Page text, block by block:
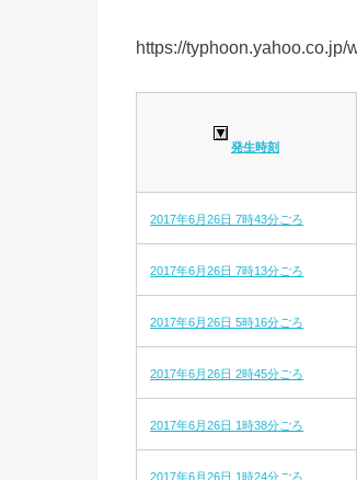
https://typhoon.yahoo.co.jp/
発生時刻
2017年6月26日 7時43分ごろ
2017年6月26日 7時13分ごろ
2017年6月26日 5時16分ごろ
2017年6月26日 2時45分ごろ
2017年6月26日 1時38分ごろ
2017年6月26日 1時24分ごろ